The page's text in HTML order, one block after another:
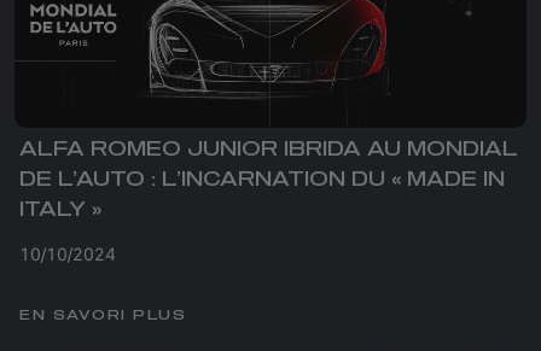
ALFA ROMEO JUNIOR IBRIDA AU MONDIAL
DE L’AUTO : L’INCARNATION DU « MADE IN
ITALY »
10/10/2024
EN SAVORI PLUS